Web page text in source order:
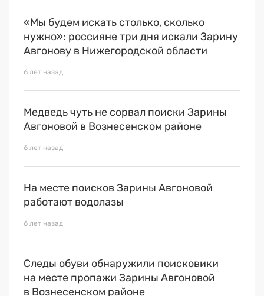
«Мы будем искать столько, сколько
нужно»: россияне три дня искали Зарину
Авгонову в Нижегородской области
6 лет назад
Медведь чуть не сорвал поиски Зарины
Авгоновой в Вознесенском районе
6 лет назад
На месте поисков Зарины Авгоновой
работают водолазы
6 лет назад
Следы обуви обнаружили поисковики
на месте пропажи Зарины Авгоновой
в Вознесенском районе